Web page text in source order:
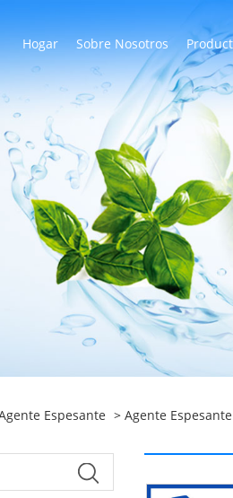
Hogar Sobre Nosotros
Espesante > Agente